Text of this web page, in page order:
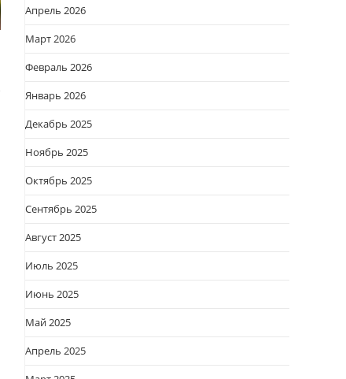
Апрель 2026
Март 2026
Февраль 2026
Январь 2026
Декабрь 2025
Ноябрь 2025
Октябрь 2025
Сентябрь 2025
Август 2025
Июль 2025
Июнь 2025
Май 2025
Апрель 2025